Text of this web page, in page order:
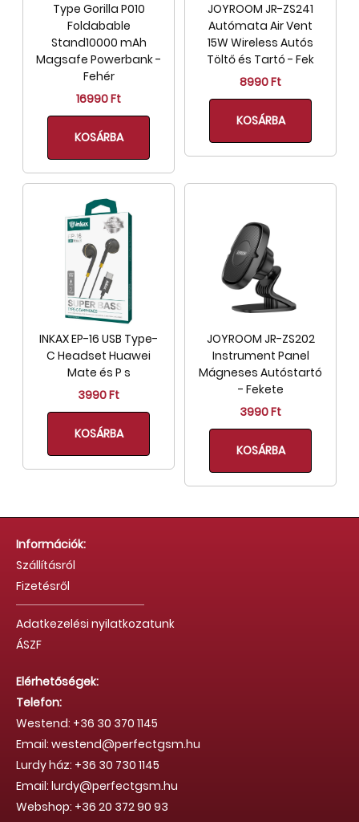
Type Gorilla P010
Foldabable
Stand10000 mAh
Magsafe Powerbank -
Fehér
16990 Ft
KOSÁRBA
JOYROOM JR-ZS241
Autómata Air Vent
15W Wireless Autós
Töltő és Tartó - Fek
8990 Ft
KOSÁRBA
INKAX EP-16 USB Type-
C Headset Huawei
Mate és P s
3990 Ft
KOSÁRBA
JOYROOM JR-ZS202
Instrument Panel
Mágneses Autóstartó
- Fekete
3990 Ft
KOSÁRBA
Információk:
Szállításról
Fizetésről
Adatkezelési nyilatkozatunk
ÁSZF
Elérhetőségek:
Telefon:
Westend: +36 30 370 1145
Email: westend@perfectgsm.hu
Lurdy ház: +36 30 730 1145
Email: lurdy@perfectgsm.hu
Webshop: +36 20 372 90 93